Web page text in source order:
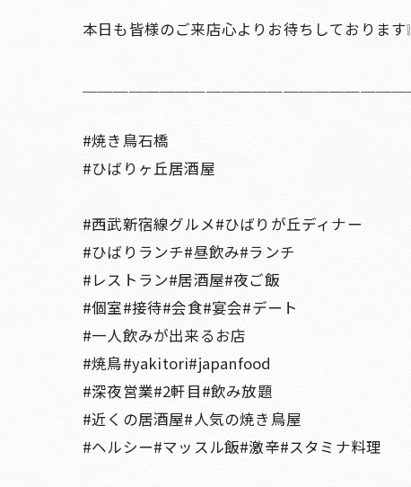
本日も皆様のご来店心よりお待ちしております❕
#焼き鳥石橋
#ひばりヶ丘居酒屋
#西武新宿線グルメ#ひばりが丘ディナー
#ひばりランチ#昼飲み#ランチ
#レストラン#居酒屋#夜ご飯
#個室#接待#会食#宴会#デート
#一人飲みが出来るお店
#焼鳥#yakitori#japanfood
#深夜営業#2軒目#飲み放題
#近くの居酒屋#人気の焼き鳥屋
#ヘルシー#マッスル飯#激辛#スタミナ料理